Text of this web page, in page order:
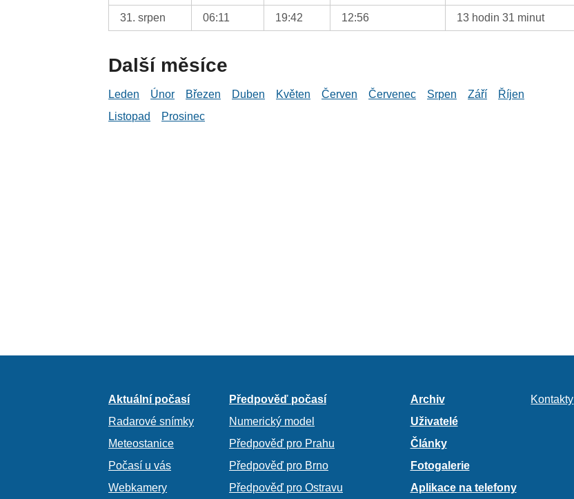
31. srpen 06:11 19:42 12:56 13 hodin 31 minut
Další měsíce
Leden Únor Březen Duben Květen Červen Červenec Srpen Září
Říjen
Listopad
Prosinec
Aktuální počasí
Radarové snímky
Meteostanice
Počasí u vás
Webkamery
Předpověď počasí
Numerický model
Předpověď pro Prahu
Předpověď pro Brno
Předpověď pro Ostravu
Archiv
Uživatelé
Články
Fotogalerie
Aplikace na telefony
Kontakty